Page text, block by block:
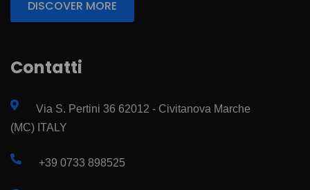
DISCOVER MORE
Contatti
Via S. Pertini 36 62012 - Civitanova Marche
(MC) ITALY
+39 0733 898525